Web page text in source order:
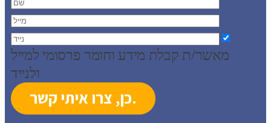
מאשר/ת קבלת מידע וחומר פרסומי למייל
ולנייד